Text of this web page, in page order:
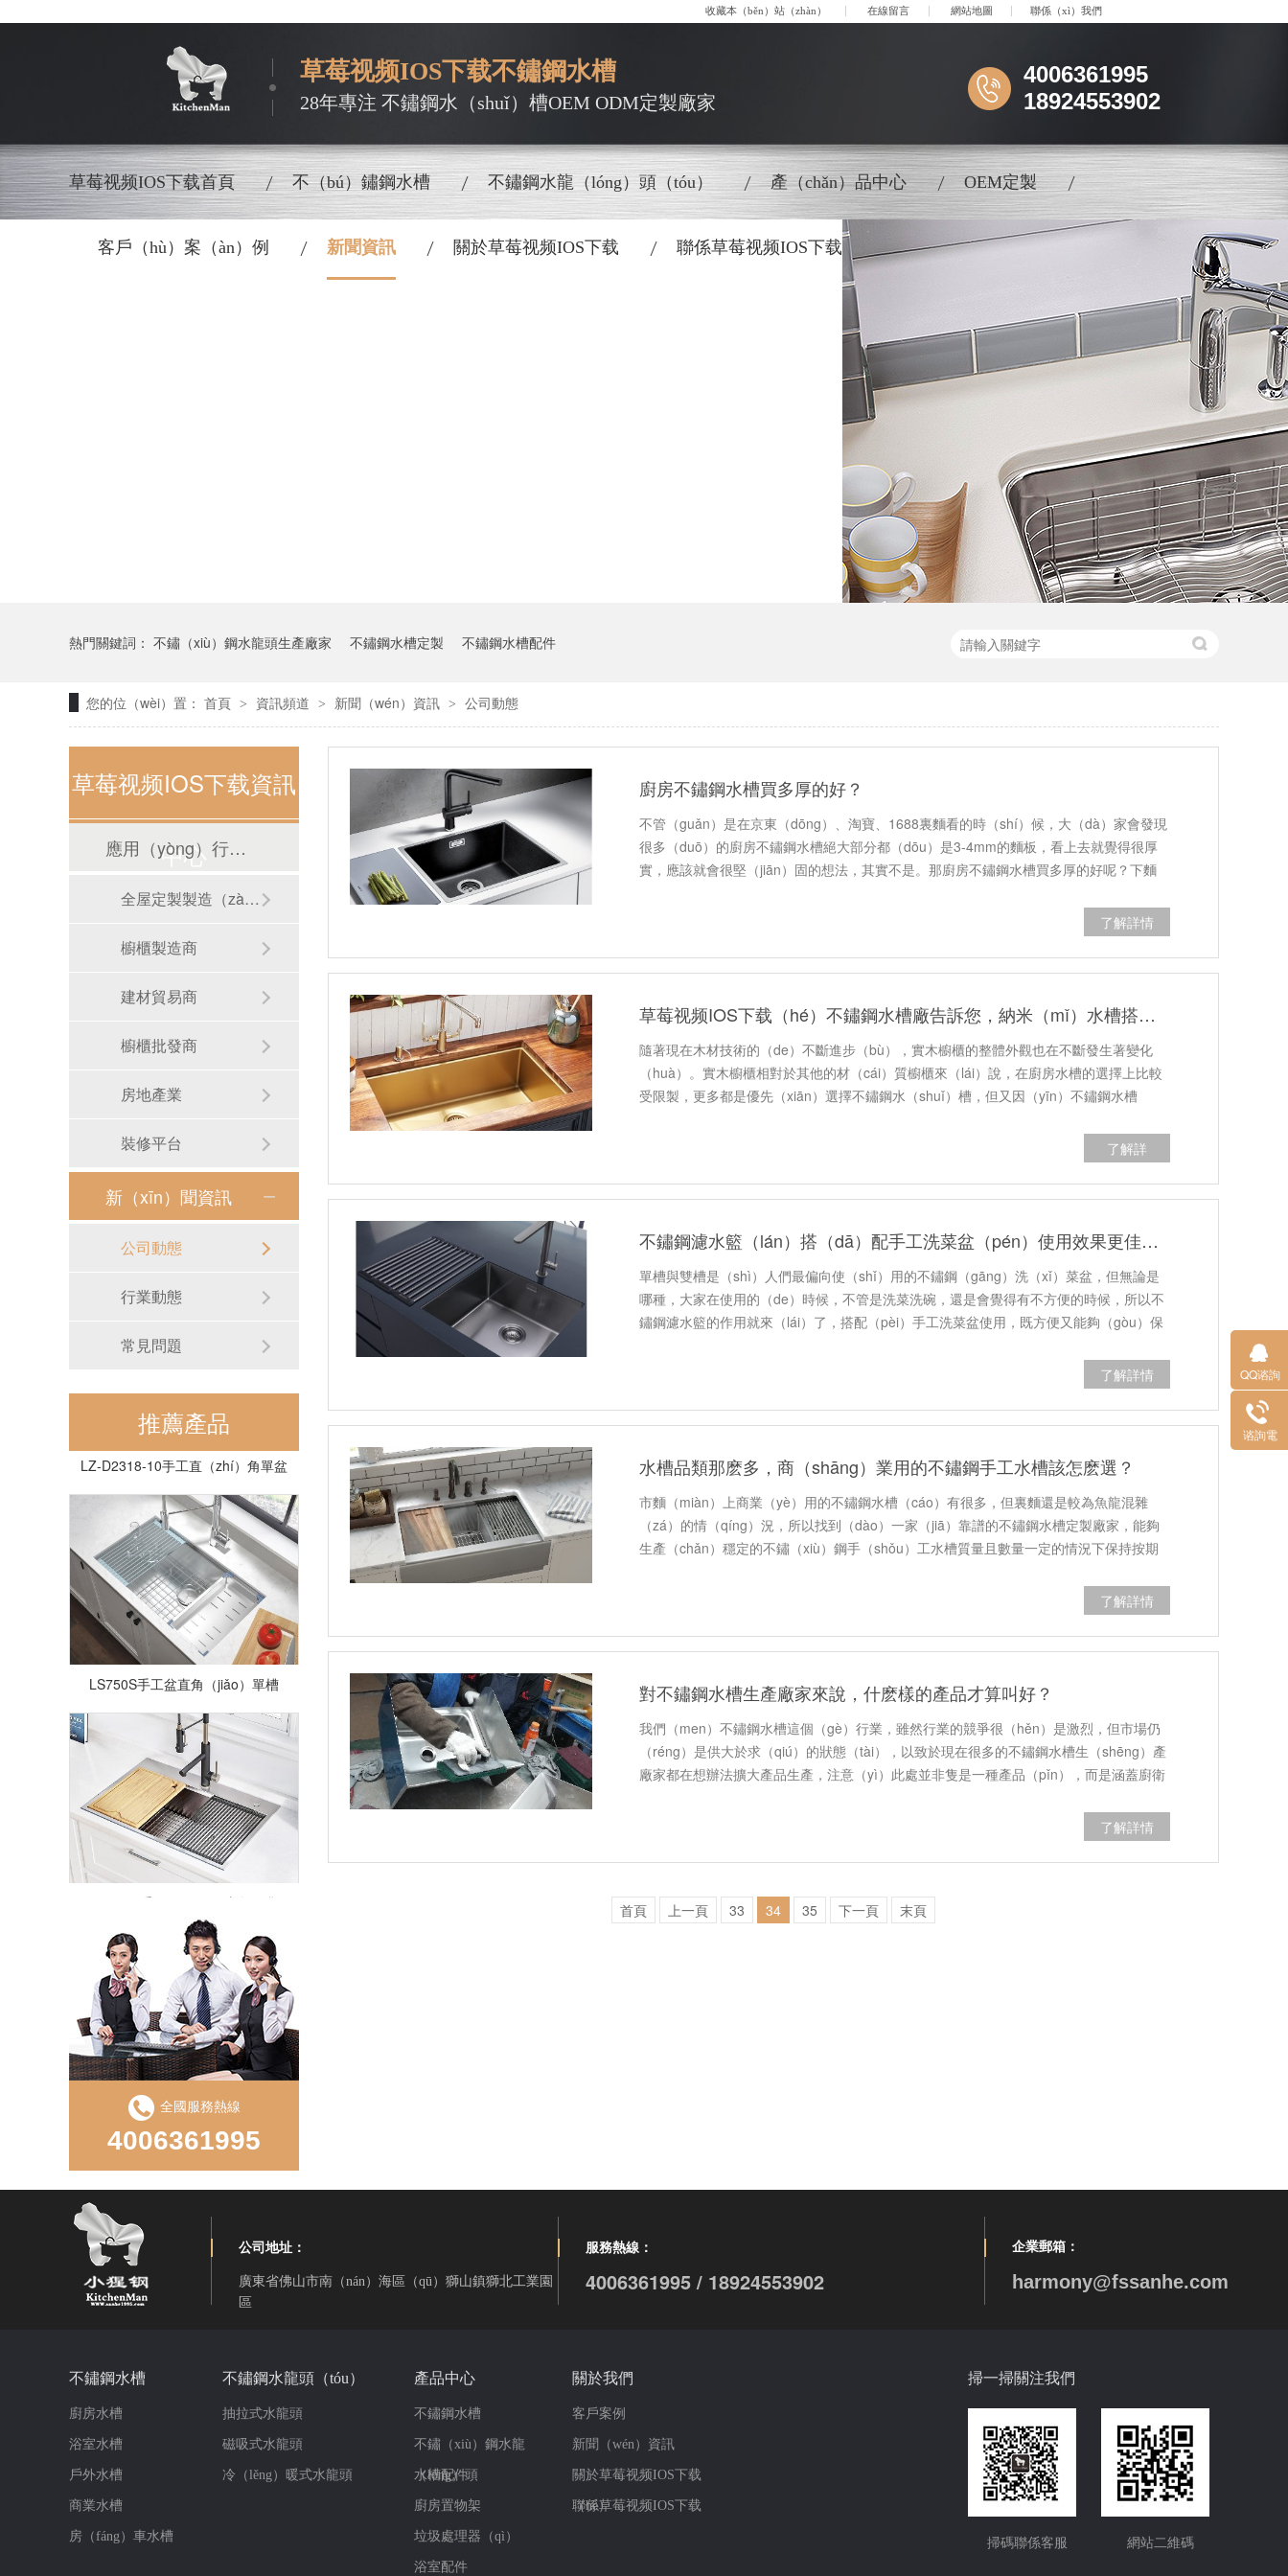
收藏本（běn）站（zhàn） 在線留言 網站地圖 聯係（xì）我們
草莓视频IOS下载不鏽鋼水槽
28年專注 不鏽鋼水（shuǐ）槽OEM ODM定製廠家
4006361995
18924553902
草莓视频IOS下载首頁 不（bú）鏽鋼水槽 不鏽鋼水龍（lóng）頭（tóu） 產（chǎn）品中心 OEM定製
客戶（hù）案（àn）例 新聞資訊 關於草莓视频IOS下载 聯係草莓视频IOS下载
熱門關鍵詞： 不鏽（xiù）鋼水龍頭生產廠家 不鏽鋼水槽定製 不鏽鋼水槽配件
您的位（wèi）置： 首頁 > 資訊頻道 > 新聞（wén）資訊 > 公司動態
廚房不鏽鋼水槽買多厚的好？
不管（guǎn）是在京東（dōng）、淘寶、1688裏麵看的時（shí）候，大（dà）家會發現
很多（duō）的廚房不鏽鋼水槽絕大部分都（dōu）是3-4mm的麵板，看上去就覺得很厚
實，應該就會很堅（jiān）固的想法，其實不是。那廚房不鏽鋼水槽買多厚的好呢？下麵
了解詳情
草莓视频IOS下载（hé）不鏽鋼水槽廠告訴您，納米（mǐ）水槽搭配實木櫥櫃效果更佳哦！
隨著現在木材技術的（de）不斷進步（bù），實木櫥櫃的整體外觀也在不斷發生著變化
（huà）。實木櫥櫃相對於其他的材（cái）質櫥櫃來（lái）說，在廚房水槽的選擇上比較
受限製，更多都是優先（xiān）選擇不鏽鋼水（shuǐ）槽，但又因（yīn）不鏽鋼水槽
了解詳
不鏽鋼濾水籃（lán）搭（dā）配手工洗菜盆（pén）使用效果更佳哦！
單槽與雙槽是（shì）人們最偏向使（shǐ）用的不鏽鋼（gāng）洗（xǐ）菜盆，但無論是
哪種，大家在使用的（de）時候，不管是洗菜洗碗，還是會覺得有不方便的時候，所以不
鏽鋼濾水籃的作用就來（lái）了，搭配（pèi）手工洗菜盆使用，既方便又能夠（gòu）保
了解詳情
水槽品類那麽多，商（shāng）業用的不鏽鋼手工水槽該怎麽選？
市麵（miàn）上商業（yè）用的不鏽鋼水槽（cáo）有很多，但裏麵還是較為魚龍混雜
（zá）的情（qíng）況，所以找到（dào）一家（jiā）靠譜的不鏽鋼水槽定製廠家，能夠
生產（chǎn）穩定的不鏽（xiù）鋼手（shǒu）工水槽質量且數量一定的情況下保持按期
了解詳情
對不鏽鋼水槽生產廠家來說，什麽樣的產品才算叫好？
我們（men）不鏽鋼水槽這個（gè）行業，雖然行業的競爭很（hěn）是激烈，但市場仍
（réng）是供大於求（qiú）的狀態（tài），以致於現在很多的不鏽鋼水槽生（shēng）產
廠家都在想辦法擴大產品生產，注意（yì）此處並非隻是一種產品（pǐn），而是涵蓋廚衛
了解詳情
首頁 上一頁 33 34 35 下一頁 末頁
草莓视频IOS下载資訊
中心 應用（yòng）行（háng）業
全屋定製製造（zào）商
櫥櫃製造商
建材貿易商
櫥櫃批發商
房地產業
裝修平台
新（xīn）聞資訊
公司動態
行業動態
常見問題
推薦產品
RB-S01手工圓形洗手盆
LZ-D2318-10手工直（zhí）角單盆
LS750S手工盆直角（jiǎo）單槽
LD750S手工（gōng）直角單盆
LS850D手工盆直（zhí）角雙槽
LR-S3319-10手工雙角雙盆
全國服務熱線
4006361995
公司地址：
廣東省佛山市南（nán）海區（qū）獅山鎮獅北工業園
區
服務熱線：
4006361995 / 18924553902
企業郵箱：
harmony@fssanhe.com
不鏽鋼水槽
廚房水槽
浴室水槽
戶外水槽
商業水槽
房（fáng）車水槽
不鏽鋼水龍頭（tóu）
抽拉式水龍頭
磁吸式水龍頭
冷（lěng）暖式水龍頭
產品中心
不鏽鋼水槽
不鏽（xiù）鋼水龍
（lóng）頭
水槽配件
廚房置物架
垃圾處理器（qì）
浴室配件
關於我們
客戶案例
新聞（wén）資訊
關於草莓视频IOS下载
（hé）
聯係草莓视频IOS下载
掃一掃關注我們
掃碼聯係客服 網站二維碼
QQ谘詢
谘詢電
（diàn）話